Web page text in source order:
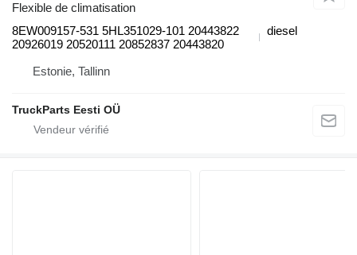
Flexible de climatisation
8EW009157-531 5HL351029-101 20443822
20926019 20520111 20852837 20443820
diesel
Estonie, Tallinn
TruckParts Eesti OÜ